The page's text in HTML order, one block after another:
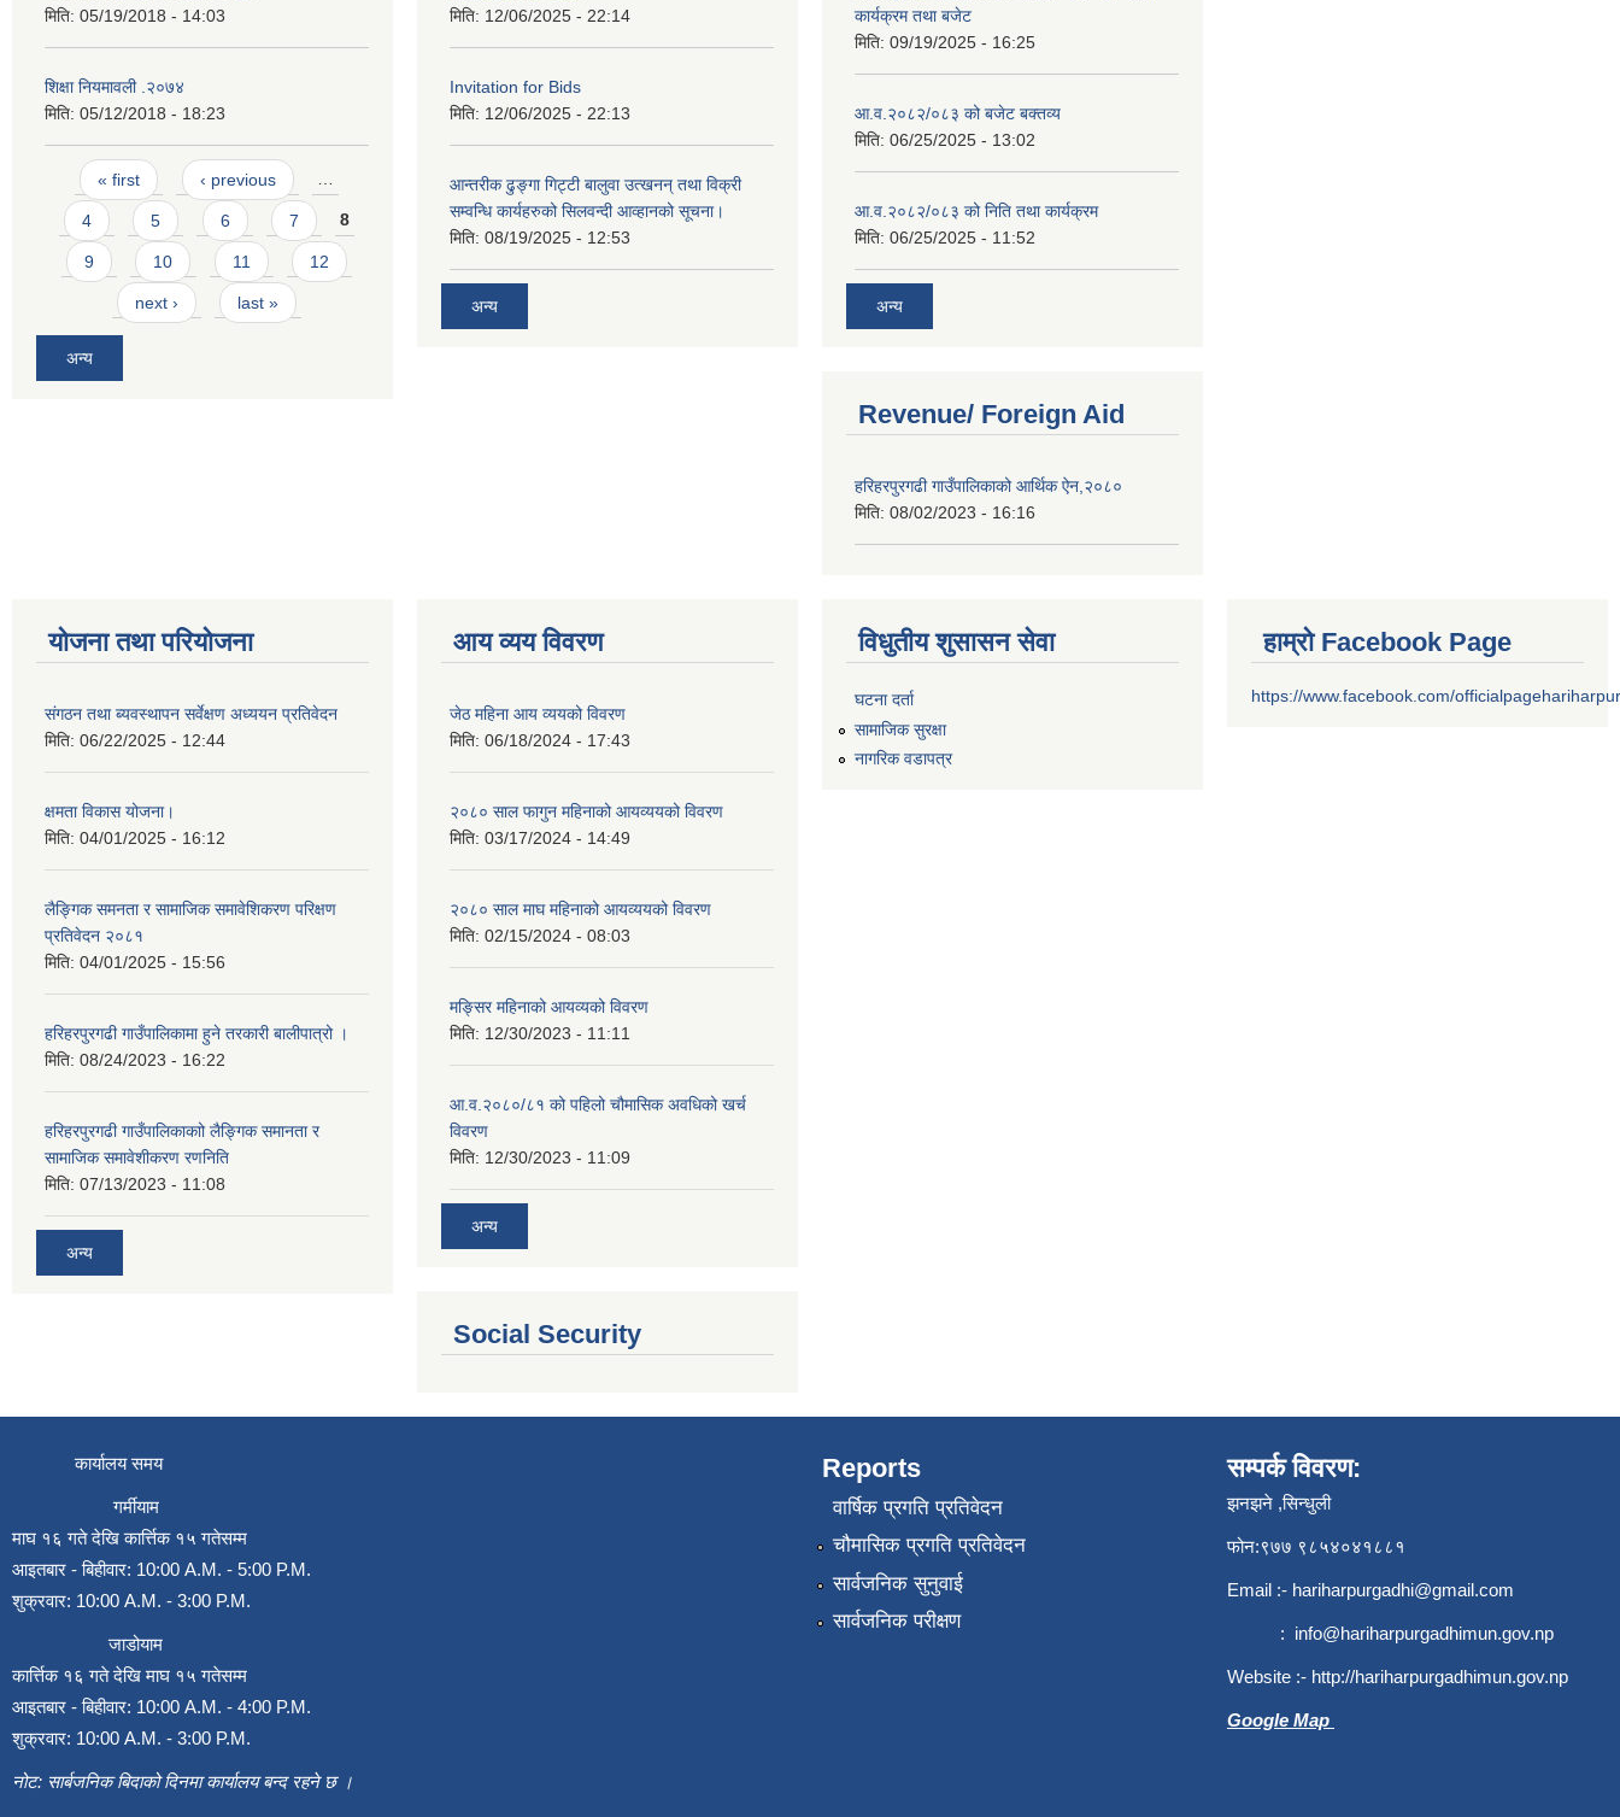
मिति: 05/19/2018 - 14:03
शिक्षा नियमावली .२०७४
मिति: 05/12/2018 - 18:23
Pages
« first ‹ previous …
4 5 6 7 8
9 10 11 12
next › last »
अन्य
मिति: 12/06/2025 - 22:14
Invitation for Bids
मिति: 12/06/2025 - 22:13
आन्तरीक ढुङ्गा गिट्टी बालुवा उत्खनन् तथा विक्री
सम्वन्धि कार्यहरुको सिलवन्दी आव्हानको सूचना।
मिति: 08/19/2025 - 12:53
अन्य
कार्यक्रम तथा बजेट
मिति: 09/19/2025 - 16:25
आ.व.२०८२/०८३ को बजेट बक्तव्य
मिति: 06/25/2025 - 13:02
आ.व.२०८२/०८३ को निति तथा कार्यक्रम
मिति: 06/25/2025 - 11:52
अन्य
Revenue/ Foreign Aid
हरिहरपुरगढी गाउँपालिकाको आर्थिक ऐन,२०८०
मिति: 08/02/2023 - 16:16
योजना तथा परियोजना
संगठन तथा ब्यवस्थापन सर्वेक्षण अध्ययन प्रतिवेदन
मिति: 06/22/2025 - 12:44
क्षमता विकास योजना।
मिति: 04/01/2025 - 16:12
लैङ्गिक समनता र सामाजिक समावेशिकरण परिक्षण
प्रतिवेदन २०८१
मिति: 04/01/2025 - 15:56
हरिहरपुरगढी गाउँपालिकामा हुने तरकारी बालीपात्रो ।
मिति: 08/24/2023 - 16:22
हरिहरपुरगढी गाउँपालिकाकाो लैङ्गिक समानता र
सामाजिक समावेशीकरण रणनिति
मिति: 07/13/2023 - 11:08
अन्य
आय व्यय विवरण
जेठ महिना आय व्ययको विवरण
मिति: 06/18/2024 - 17:43
२०८० साल फागुन महिनाको आयव्ययको विवरण
मिति: 03/17/2024 - 14:49
२०८० साल माघ महिनाको आयव्ययको विवरण
मिति: 02/15/2024 - 08:03
मङ्सिर महिनाको आयव्यको विवरण
मिति: 12/30/2023 - 11:11
आ.व.२०८०/८१ को पहिलो चौमासिक अवधिको खर्च
विवरण
मिति: 12/30/2023 - 11:09
अन्य
Social Security
विधुतीय शुसासन सेवा
घटना दर्ता
सामाजिक सुरक्षा
नागरिक वडापत्र
हाम्रो Facebook Page
https://www.facebook.com/
कार्यालय समय
गर्मीयाम
माघ १६ गते देखि कार्त्तिक १५ गतेसम्म
आइतबार - बिहीवार: 10:00 A.M. - 5:00 P.M.
शुक्रवार: 10:00 A.M. - 3:00 P.M.
जाडोयाम
कार्त्तिक १६ गते देखि माघ १५ गतेसम्म
आइतबार - बिहीवार: 10:00 A.M. - 4:00 P.M.
शुक्रवार: 10:00 A.M. - 3:00 P.M.
नोट: सार्बजनिक बिदाको दिनमा कार्यालय बन्द रहने छ ।
Reports
वार्षिक प्रगति प्रतिवेदन
चौमासिक प्रगति प्रतिवेदन
सार्वजनिक सुनुवाई
सार्वजनिक परीक्षण
सम्पर्क विवरण:
झनझने ,सिन्धुली
फोन:९७७ ९८५४०४१८८१
Email :- hariharpurgadhi@gmail.com
: info@hariharpurgadhimun.gov.np
Website :- http://hariharpurgadhimun.gov.np
Google Map